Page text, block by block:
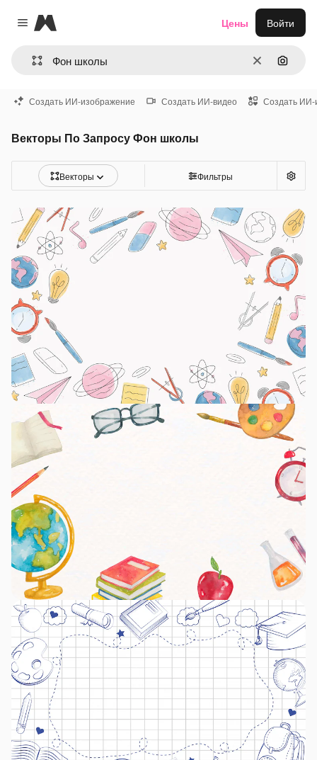
Close menu
Magnific
ОчиститьПоиск
Цены Войти
Создать ИИ-изображение Создать ИИ-видео Создать ИИ-
Векторы По Запросу Фон школы
Векторы Фильтры